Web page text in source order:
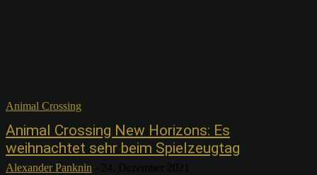
Animal Crossing
Animal Crossing New Horizons: Es
weihnachtet sehr beim Spielzeugtag
Alexander Panknin